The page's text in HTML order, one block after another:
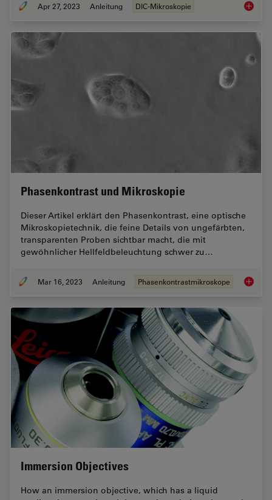
Apr 27, 2023 Anleitung DIC-Mikroskopie
Phasenkontrast und Mikroskopie
Dieser Artikel erklärt den Phasenkontrast, eine optische
Mikroskopietechnik, die feine Details von ungefärbten,
transparenten Proben sichtbar macht, die mit
gewöhnlicher Hellfeldbeleuchtung schwer zu…
Mar 16, 2023 Anleitung Phasenkontrastmikroskope
Immersion Objectives
How an immersion objective, which has a liquid